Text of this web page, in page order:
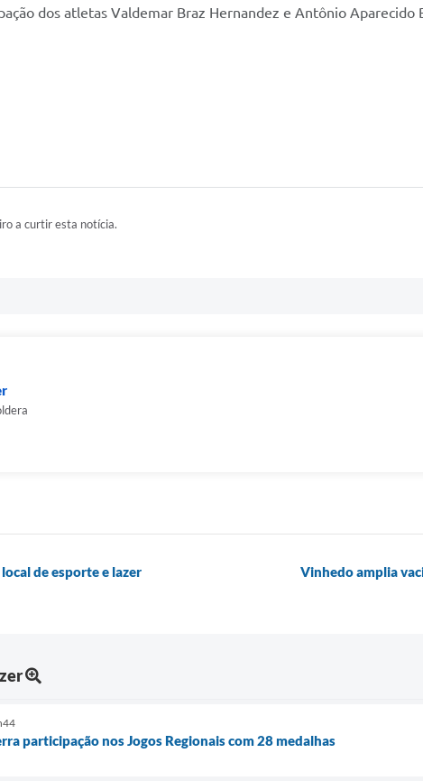
dos atletas Valdemar Braz Hernandez e Antônio Aparecido
a curtir esta notícia.
de esporte e lazer Vinhedo amplia
participação nos Jogos Regionais com 28 medalhas